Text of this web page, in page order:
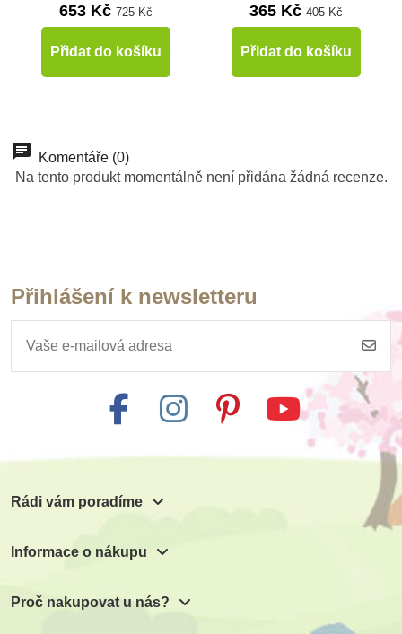
653 Kč 725 Kč
Přidat do košíku
365 Kč 405 Kč
Přidat do košíku
Do školy
Skladem
Kidedu mé emoce -
441 Kč
Toys for life - Emoce
428 Kč
Komentáře (0)
Na tento produkt momentálně není přidána žádná recenze.
Přihlášení k newsletteru
Rádi vám poradíme
Informace o nákupu
Proč nakupovat u nás?